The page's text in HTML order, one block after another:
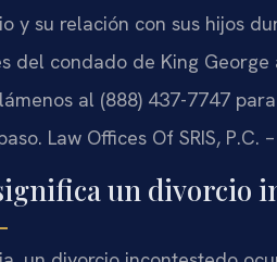
y su relación con sus hijos
del condado de King
al (888) 437-7747
Law Offices Of SRIS, P.C.
un divorcio